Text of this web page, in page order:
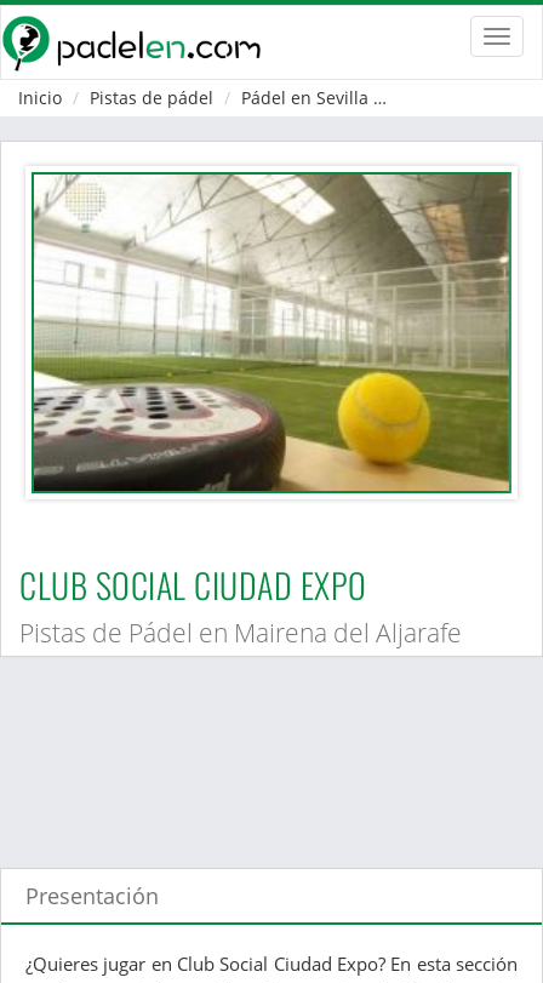
Inicio
Pistas de pádel Pádel en Sevilla
CLUB SOCIAL CIUDAD EXPO
Pistas de Pádel en Mairena del Aljarafe
Presentación
¿Quieres jugar en Club Social Ciudad Expo? En esta sección